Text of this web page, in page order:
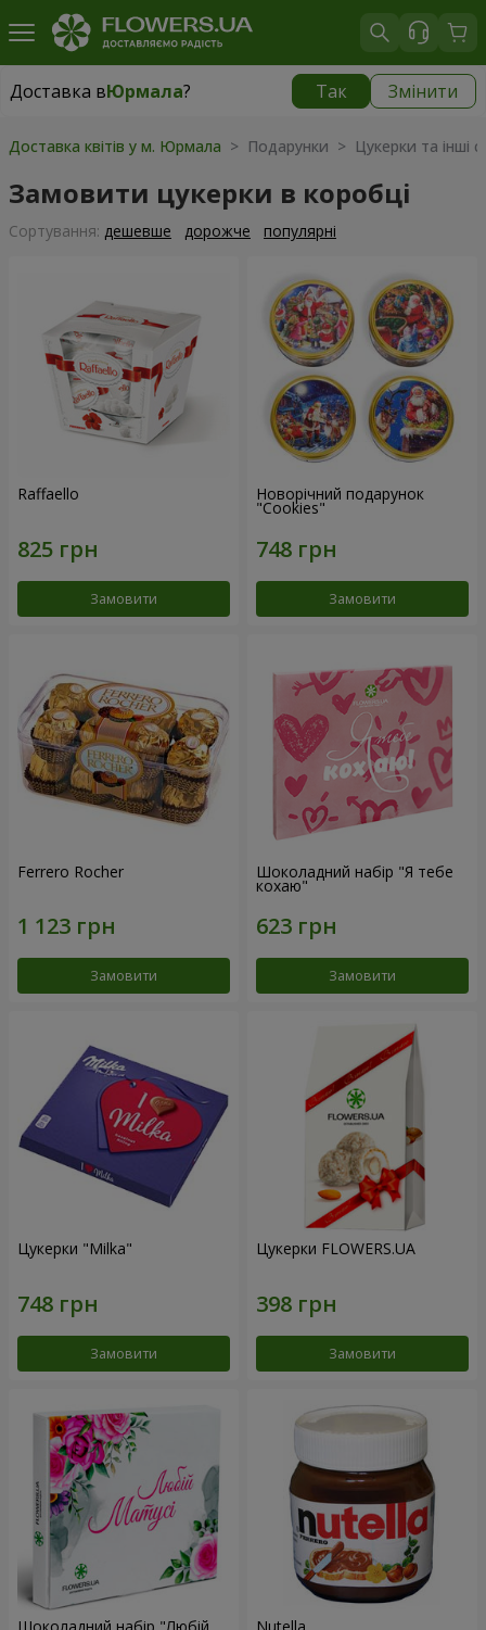
Доставка вЮрмала? Так Змінити
Доставка вЮрмала|
Доставка квітів у м. Юрмала > Подарунки > Цукерки та інші
Замовити цукерки в коробці
Сортування: дешевше дорожче популярні
Raffaello
Замовити
Новорічний подарунок
"Cookies"
Замовити
Ferrero Rocher
Замовити
Шоколадний набір "Я тебе
кохаю"
Замовити
Цукерки "Milka"
Замовити
Цукерки FLOWERS.UA
Замовити